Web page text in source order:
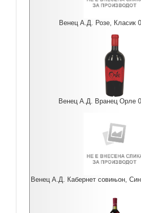
Венец А.Д. Розе, Класик
Венец А.Д. Вранец Орле
Венец А.Д. Кабернет совињон,